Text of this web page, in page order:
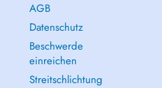
AGB
Datenschutz
Beschwerde
einreichen
Streitschlichtung